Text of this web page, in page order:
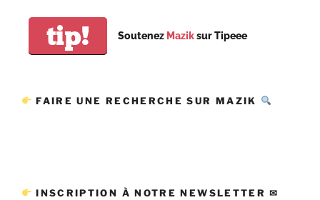
tip! Soutenez Maziksur Tipeee
FAIRE UNE RECHERCHE SUR MAZIK
INSCRIPTION À NOTRE NEWSLETTER ✉